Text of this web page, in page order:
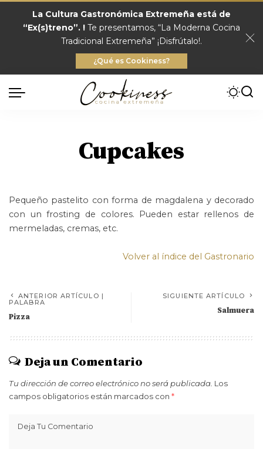
La Cultura Gastronómica Extremeña está de
“Ex(s)treno”. ! Te presentamos, “La Moderna Cocina
Tradicional Extremeña” ¡Disfrútalo!.
¿Qué es Cookiness?
Cupcakes
Pequeño pastelito con forma de magdalena y decorado
con un frosting de colores. Pueden estar rellenos de
mermeladas, cremas, etc.
Volver al índice del Gastronario
ANTERIOR ARTÍCULO |
PALABRA
Pizza
SIGUIENTE ARTÍCULO
Salmuera
Deja un Comentario
Tu dirección de correo electrónico no será publicada. Los
campos obligatorios están marcados con *